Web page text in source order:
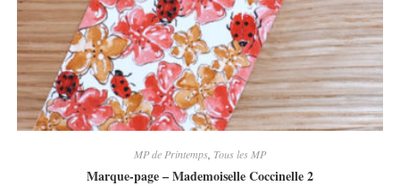
MP de Printemps Tous les MP
Marque-page – Mademoiselle Coccinelle 2